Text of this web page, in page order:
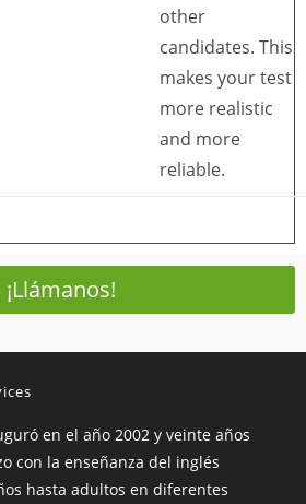
other
candidates. This
makes your test
more realistic
and more
reliable.
¡Llámanos!
en el año 2002 y veinte años
con la enseñanza del inglés
hasta adultos en diferentes